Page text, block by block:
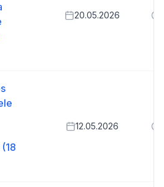
20.05.2026
12.05.2026